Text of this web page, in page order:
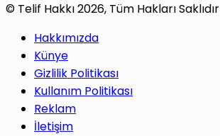
© Telif Hakkı 2026, Tüm Hakları Saklıdır
Hakkımızda
Künye
Gizlilik Politikası
Kullanım Politikası
Reklam
İletişim